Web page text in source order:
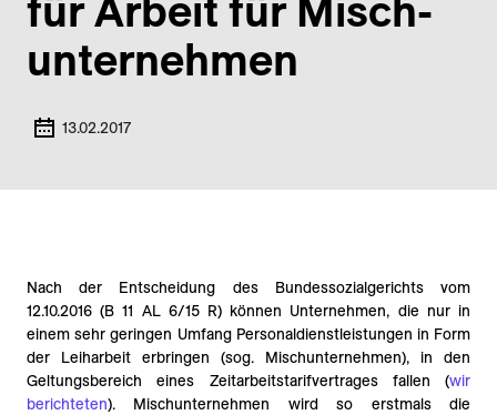
unternehmen
13.02.2017
Nach der Entscheidung des Bundessozialgerichts vom
12.10.2016 (B 11 AL 6/15 R) können Unternehmen, die nur in
einem sehr geringen Umfang Personaldienstleistungen in Form
der Leiharbeit erbringen (sog. Mischunternehmen), in den
Geltungsbereich eines Zeitarbeitstarifvertrages fallen (wir
berichteten). Mischunternehmen wird so erstmals die